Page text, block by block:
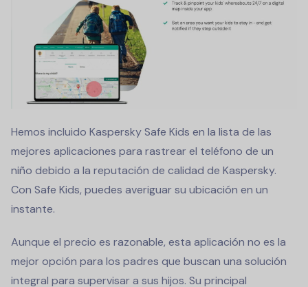
Hemos incluido Kaspersky Safe Kids en la lista de las
mejores aplicaciones para rastrear el teléfono de un
niño debido a la reputación de calidad de Kaspersky.
Con Safe Kids, puedes averiguar su ubicación en un
instante.
Aunque el precio es razonable, esta aplicación no es la
mejor opción para los padres que buscan una solución
integral para supervisar a sus hijos. Su principal